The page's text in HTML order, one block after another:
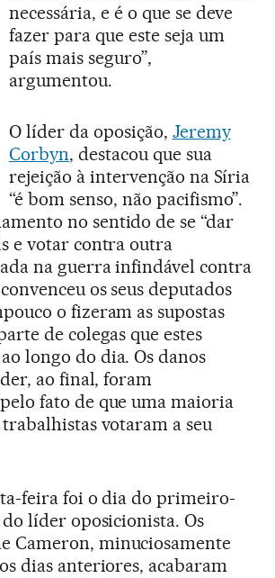
necessária, e é o que se deve
fazer para que este seja um
país mais seguro”,
argumentou.
O líder da oposição, Jeremy
Corbyn, destacou que sua
rejeição à intervenção na Síria
“é bom senso, não pacifismo”.
no sentido de se “dar
e votar contra outra
na guerra infindável contra
os seus deputados
o fizeram as supostas
de colegas que estes
longo do dia. Os danos
ao final, foram
fato de que uma maioria
votaram a seu
feira foi o dia do primeiro-
líder oposicionista. Os
Cameron, minuciosamente
dias anteriores, acabaram